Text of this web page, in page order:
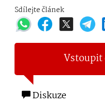
Sdílejte článek
Vstoupit
Diskuze